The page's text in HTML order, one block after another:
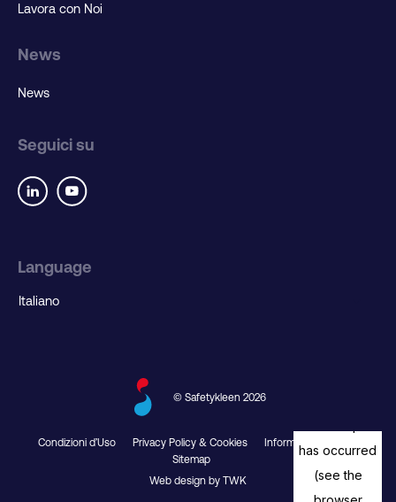
Lavora con Noi
News
News
Seguici su
Language
© Safetykleen 2026
Condizioni d’Uso Privacy Policy & Cookies
Informativa Cribis
Sitemap
Web design by TWK